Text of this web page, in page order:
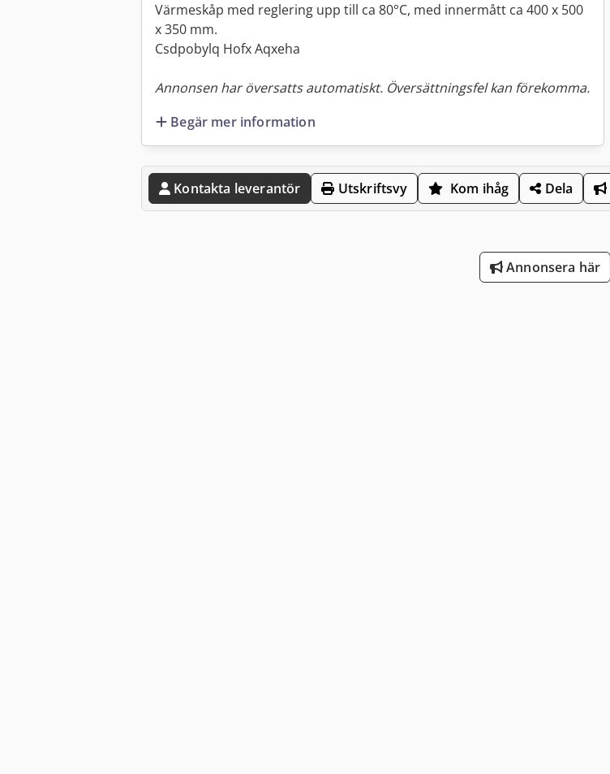
Värmeskåp med reglering upp till ca 80°C, med innermått ca 400 x 500
x 350 mm.
Csdpobylq Hofx Aqxeha
Annonsen har översatts automatiskt. Översättningsfel kan förekomma.
Begär mer information
Kontakta leverantör Utskriftsvy Kom ihåg Dela
Annonsera här